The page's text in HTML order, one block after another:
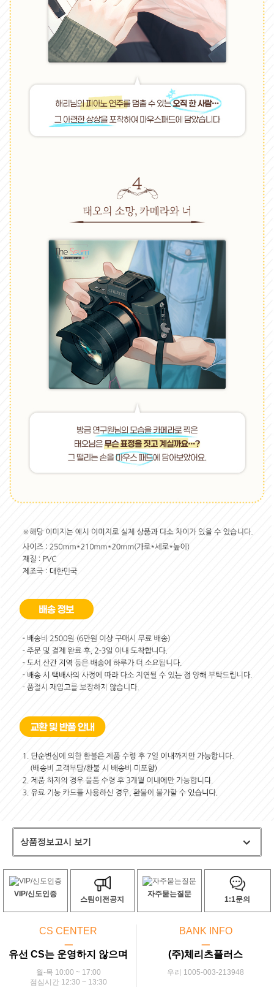
상품정보고시 보기
VIP/신도인증
스팀이전공지
자주묻는질문
1:1문의
CS CENTER
ㅡ
유선 CS는 운영하지 않으며
월-목 10:00 ~ 17:00
점심시간 12:30 ~ 13:30
BANK INFO
ㅡ
(주)체리츠플러스
우리 1005-003-213948